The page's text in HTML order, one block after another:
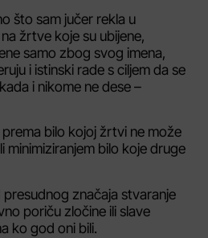
što sam jučer rekla u
žrtve koje su ubijene,
samo zbog svog imena,
i istinski rade s ciljem da se
i nikome ne dese –
bilo kojoj žrtvi ne može
minimiziranjem bilo koje druge
značaja stvaranje
poriču zločine ili slave
ko god oni bili.